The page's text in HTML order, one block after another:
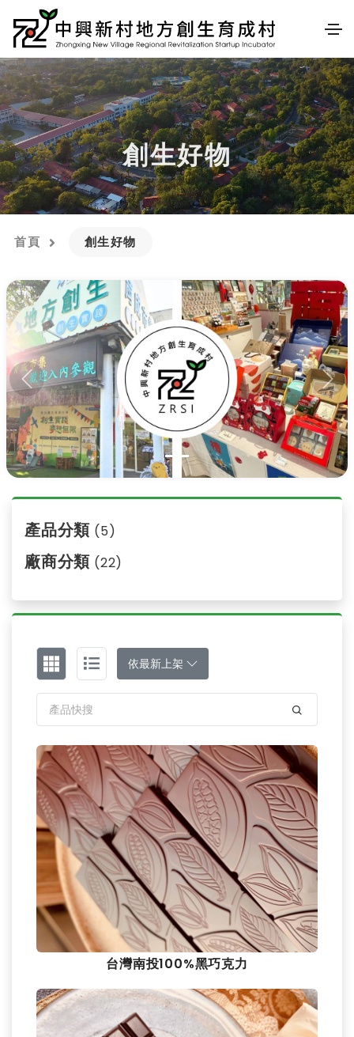
創生好物
首頁 創生好物
Previous Next
產品分類 (5)
廠商分類 (22)
依最新上架
台灣南投100%黑巧克力